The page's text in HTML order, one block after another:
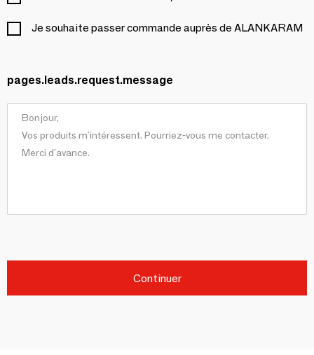
Je souhaite passer commande auprès de ALANKARAM
pages.leads.request.message
Continuer